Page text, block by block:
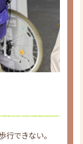
行できない。